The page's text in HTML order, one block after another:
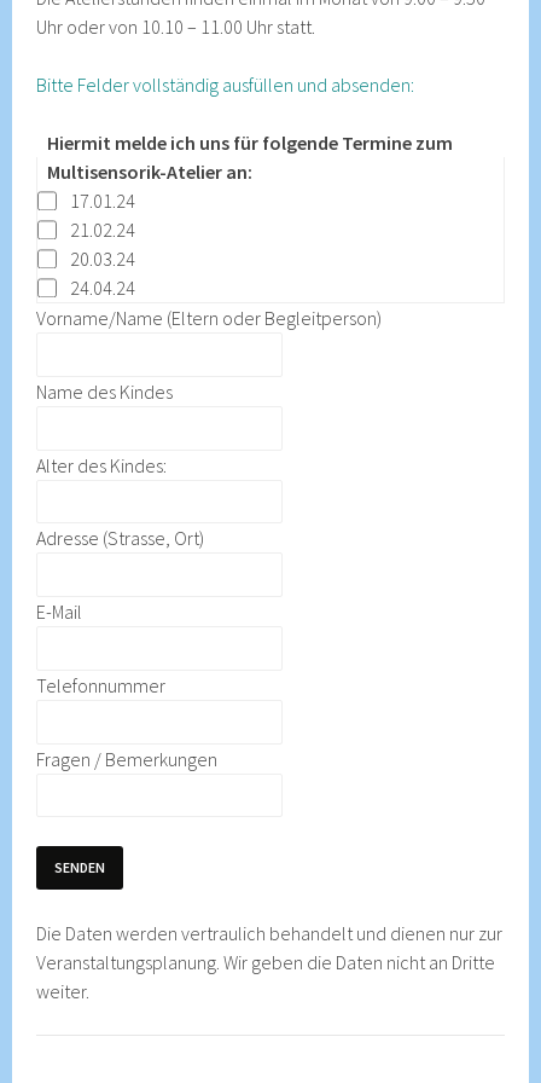
Uhr oder von 10.10 – 11.00 Uhr statt.
Bitte Felder vollständig ausfüllen und absenden:
Hiermit melde ich uns für folgende Termine zum
Multisensorik-Atelier an:
17.01.24
21.02.24
20.03.24
24.04.24
Vorname/Name (Eltern oder Begleitperson)
Name des Kindes
Alter des Kindes:
Adresse (Strasse, Ort)
E-Mail
Telefonnummer
Fragen / Bemerkungen
SENDEN
Die Daten werden vertraulich behandelt und dienen nur zur
Veranstaltungsplanung. Wir geben die Daten nicht an Dritte
weiter.